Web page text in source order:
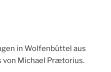
in Wolfenbüttel aus
von Michael Prætorius.